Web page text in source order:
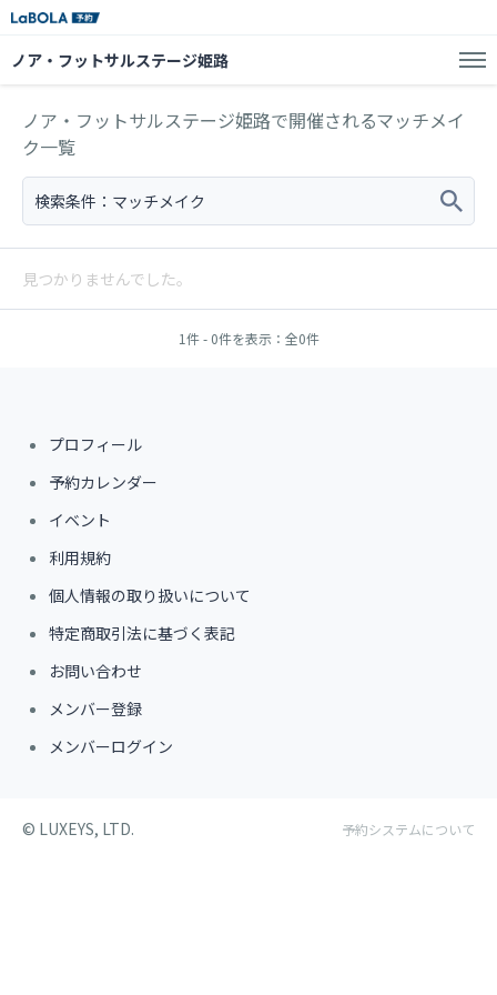
ノア・フットサルステージ姫路
ノア・フットサルステージ姫路で開催されるマッチメイ
ク一覧
検索条件： マッチメイク
見つかりませんでした。
1件 - 0件を表示：全0件
プロフィール
予約カレンダー
イベント
利用規約
個人情報の取り扱いについて
特定商取引法に基づく表記
お問い合わせ
メンバー登録
メンバーログイン
©︎ LUXEYS, LTD. 予約システムについて